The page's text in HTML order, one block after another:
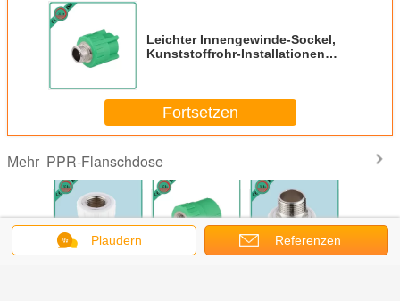
Leichter Innengewinde-Sockel,
Kunststoffrohr-Installationen
Fortsetzen
Mehr PPR-Flanschdose
Multifunktions-
Flanschdose-
Sechseckige
Reiner
Plaudern Referenzen